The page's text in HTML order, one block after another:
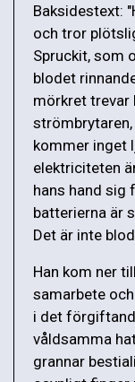
Baksidestext:
och tror
Spruckit, som
blodet
mörkret trevar
strömbrytaren,
kommer inget
elektriciteten
hans hand sig
batterierna är
Det är inte
Han kom ner
samarbete
i det
våldsamma
grannar